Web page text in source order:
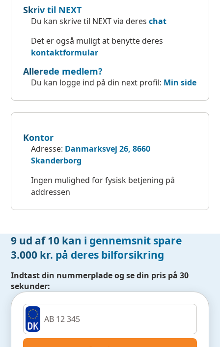
Skriv til NEXT
Du kan skrive til NEXT via dereschat
Det er også muligt at benytte deres
kontaktformular
Allerede medlem?
Du kan logge ind på din next profil: Min side
Kontor
Adresse: Danmarksvej 26, 8660
Skanderborg
Ingen mulighed for fysisk betjening på
addressen
9 ud af 10 kan i gennemsnit spare
3.000 kr. på deres bilforsikring
Indtast din nummerplade og se din pris på 30
sekunder: